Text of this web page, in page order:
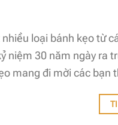
loại bánh kẹo từ
niệm 30 năm ngày ra
mang đi mời các bạn